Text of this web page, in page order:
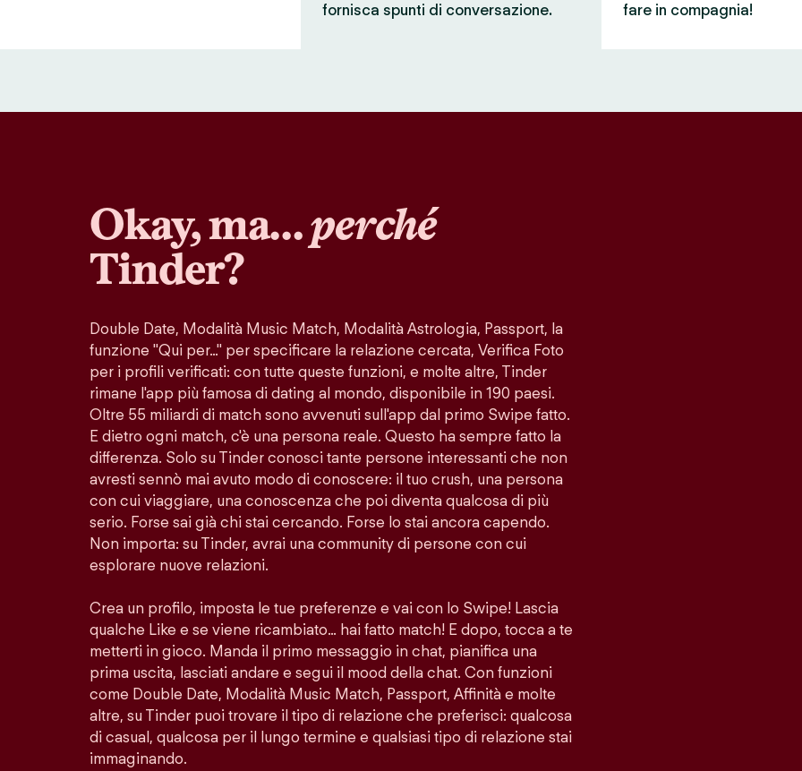
fornisca spunti di conversazione.
fare in compagnia!
Okay, ma…perché
Tinder?
Double Date, Modalità Music Match, Modalità Astrologia, Passport, la
funzione "Qui per…" per specificare la relazione cercata, Verifica Foto
per i profili verificati: con tutte queste funzioni, e molte altre, Tinder
rimane l'app più famosa di dating al mondo, disponibile in 190 paesi.
Oltre 55 miliardi di match sono avvenuti sull'app dal primo Swipe fatto.
E dietro ogni match, c'è una persona reale. Questo ha sempre fatto la
differenza. Solo su Tinder conosci tante persone interessanti che non
avresti sennò mai avuto modo di conoscere: il tuo crush, una persona
con cui viaggiare, una conoscenza che poi diventa qualcosa di più
serio. Forse sai già chi stai cercando. Forse lo stai ancora capendo.
Non importa: su Tinder, avrai una community di persone con cui
esplorare nuove relazioni.
Crea un profilo, imposta le tue preferenze e vai con lo Swipe! Lascia
qualche Like e se viene ricambiato… hai fatto match! E dopo, tocca a te
metterti in gioco. Manda il primo messaggio in chat, pianifica una
prima uscita, lasciati andare e segui il mood della chat. Con funzioni
come Double Date, Modalità Music Match, Passport, Affinità e molte
altre, su Tinder puoi trovare il tipo di relazione che preferisci: qualcosa
di casual, qualcosa per il lungo termine e qualsiasi tipo di relazione stai
immaginando.